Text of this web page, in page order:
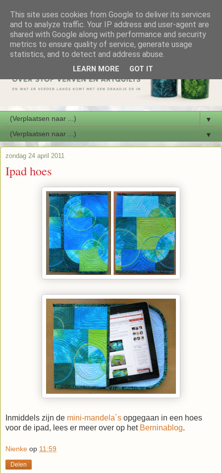
▼
▼
zondag 24 april 2011
Ipad hoes
Inmiddels zijn de mini-mandela´s opgegaan in een hoes
voor de ipad, lees er meer over op het Berninablog.
Nienke op 11:59
Delen
This site uses cookies from Google to deliver its services
and to analyze traffic. Your IP address and user-agent are
shared with Google along with performance and security
metrics to ensure quality of service, generate usage
statistics, and to detect and address abuse.
LEARN MORE GOT IT